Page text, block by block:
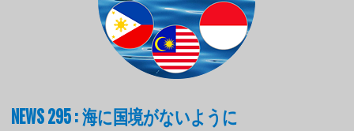
NEWS 295 : 海に国境がないように